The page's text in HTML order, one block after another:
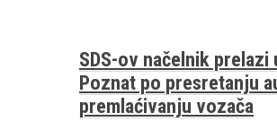
SDS-ov načelnik prelazi
Poznat po presretanju
premlaćivanju vozača